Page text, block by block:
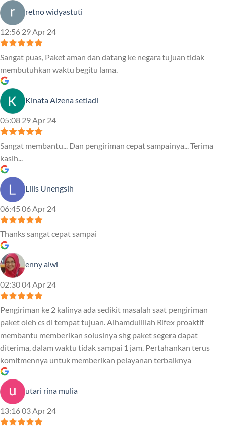
retno widyastuti
12:56 29 Apr 24
Sangat puas, Paket aman dan datang ke negara tujuan tidak
membutuhkan waktu begitu lama.
Kinata Alzena setiadi
05:08 29 Apr 24
Sangat membantu... Dan pengiriman cepat sampainya... Terima
kasih...
Lilis Unengsih
06:45 06 Apr 24
Thanks sangat cepat sampai
enny alwi
02:30 04 Apr 24
Pengiriman ke 2 kalinya ada sedikit masalah saat pengiriman
paket oleh cs di tempat tujuan. Alhamdulillah Rifex proaktif
membantu memberikan solusinya shg paket segera dapat
diterima, dalam waktu tidak sampai 1 jam. Pertahankan terus
komitmennya untuk memberikan pelayanan terbaiknya
utari rina mulia
13:16 03 Apr 24